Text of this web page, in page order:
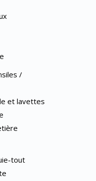
/
et lavettes
tout